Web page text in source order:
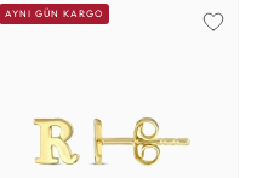
AYNI GÜN KARGO